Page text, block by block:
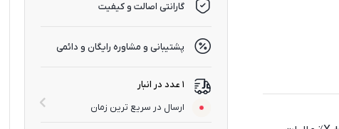
گارانتی اصالت و کیفیت
پشتیبانی و مشاوره رایگان و دائمی
1 عدد در انبار
ارسال در سریع ترین زمان